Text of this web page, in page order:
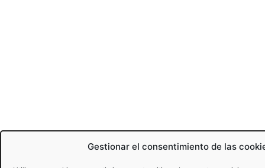
Gestionar el consentimiento de las